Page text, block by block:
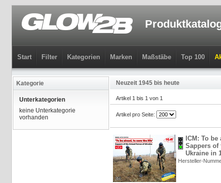
Start Filter Kategorien Marken Maßstäbe Top 100
Kategorie
Unterkategorien
keine Unterkategorie
vorhanden
Neuzeit 1945 bis heute
Artikel 1 bis 1 von 1
Artikel pro Seite:
ICM: To
Sappers of
Ukraine in
Hersteller-